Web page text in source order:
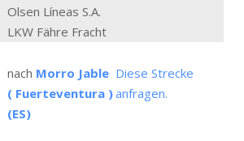
Olsen Líneas S.A.
LKW Fähre Fracht
nach Morro Jable
( Fuerteventura )
(ES)
Diese Strecke
anfragen.